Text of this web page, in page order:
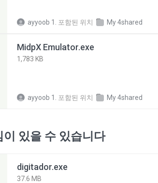
ayyoob 1. 포함된 위치 My 4shared
MidpX Emulator.exe
1,783 KB
ayyoob 1. 포함된 위치 My 4shared
이 있을 수 있습니다
digitador.exe
37.6 MB